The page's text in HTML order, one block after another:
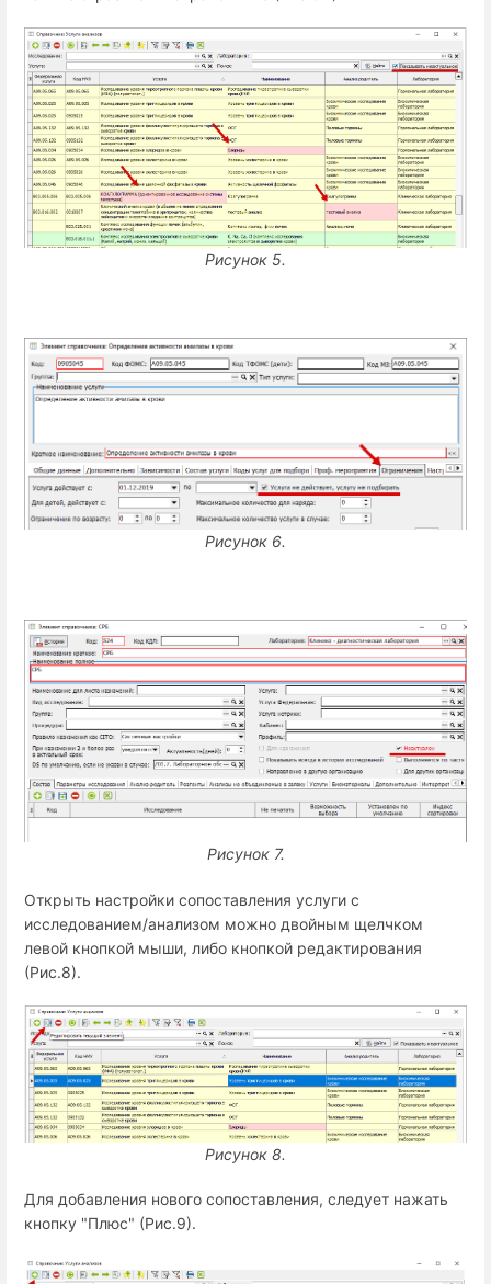
Рисунок 5.
Рисунок 6.
Рисунок 7.
Открыть настройки сопоставления услуги с
исследованием/анализом можно двойным щелчком
левой кнопкой мыши, либо кнопкой редактирования
(Рис.8).
Рисунок 8.
Для добавления нового сопоставления, следует нажать
кнопку "Плюс" (Рис.9).